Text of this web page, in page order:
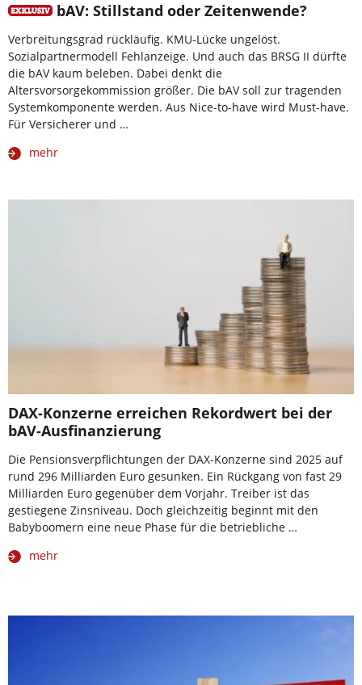
bAV: Stillstand oder Zeitenwende?
Verbreitungsgrad rückläufig. KMU-Lücke ungelöst.
Sozialpartnermodell Fehlanzeige. Und auch das BRSG II dürfte
die bAV kaum beleben. Dabei denkt die
Altersvorsorgekommission größer. Die bAV soll zur tragenden
Systemkomponente werden. Aus Nice-to-have wird Must-have.
Für Versicherer und …
mehr
DAX-Konzerne erreichen Rekordwert bei der
bAV-Ausfinanzierung
Die Pensionsverpflichtungen der DAX-Konzerne sind 2025 auf
rund 296 Milliarden Euro gesunken. Ein Rückgang von fast 29
Milliarden Euro gegenüber dem Vorjahr. Treiber ist das
gestiegene Zinsniveau. Doch gleichzeitig beginnt mit den
Babyboomern eine neue Phase für die betriebliche …
mehr